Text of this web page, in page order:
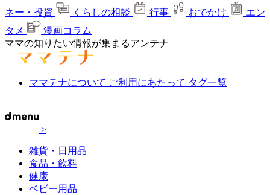
ネー・投資
くらしの相談 行事 おでかけ
エン
タメ
漫画コラム
ママの知りたい情報が集まるアンテナ
ママテナについて ご利用にあたって タグ一覧
>
雑貨・日用品
食品・飲料
健康
ベビー用品